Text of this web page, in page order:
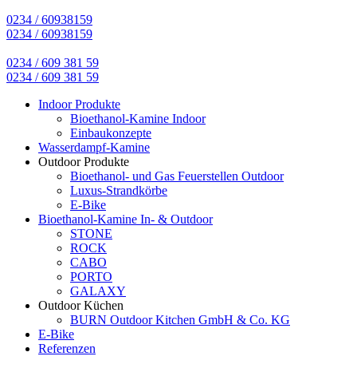
0234 / 60938159
0234 / 60938159
0234 / 609 381 59
0234 / 609 381 59
Indoor Produkte
Bioethanol-Kamine Indoor
Einbaukonzepte
Wasserdampf-Kamine
Outdoor Produkte
Bioethanol- und Gas Feuerstellen Outdoor
Luxus-Strandkörbe
E-Bike
Bioethanol-Kamine In- & Outdoor
STONE
ROCK
CABO
PORTO
GALAXY
Outdoor Küchen
BURN Outdoor Kitchen GmbH & Co. KG
E-Bike
Referenzen